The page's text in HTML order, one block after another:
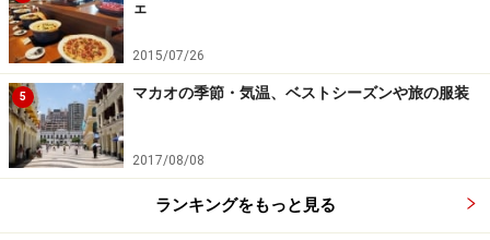
大航海時代の日本、ポルトガル、そしてマカオの関係もよく
わかる展示がなされているマカオミュージアム。写真は天正
遣欧少年使節団がヨーロッパから持ち帰ったとされる印刷機
のレプリカ
ェ
2015/07/26
5 マカオの季節・気温、ベストシーズンや旅の服装
2017/08/08
ランキングをもっと見る